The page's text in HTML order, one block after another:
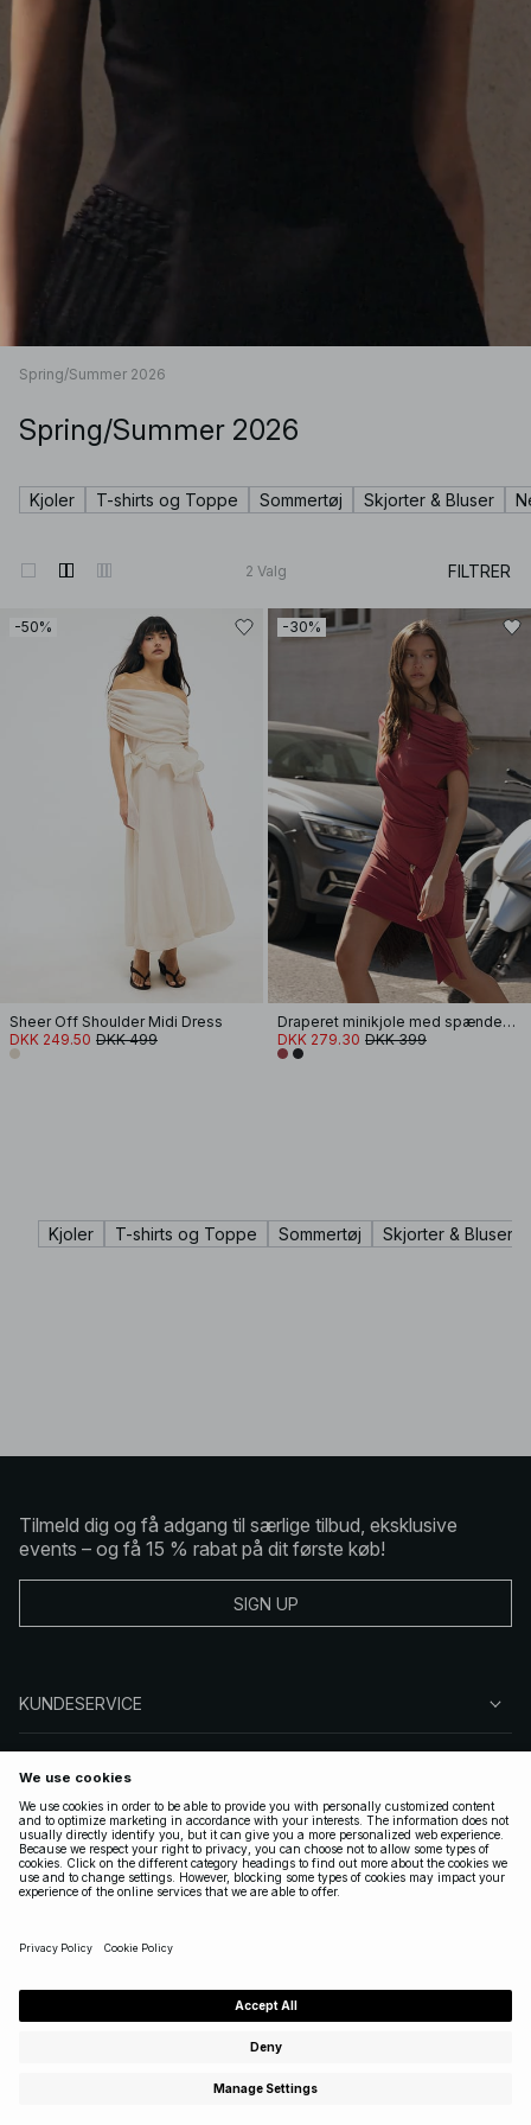
Spring/Summer 2026
Spring/Summer 2026
Kjoler T-shirts og Toppe Sommertøj Skjorter & Bluser
2 Valg FILTRER
-50%
Sheer Off Shoulder Midi Dress
DKK 249.50 DKK 499
-30%
Draperet minikjole med spændedetalje
DKK 279.30 DKK 399
Kjoler T-shirts og Toppe Sommertøj Skjorter & Bluser
Tilmeld dig og få adgang til særlige tilbud, eksklusive
events – og få 15 % rabat på dit første køb!
SIGN UP
KUNDESERVICE
FØLG OS
GYLDIGE